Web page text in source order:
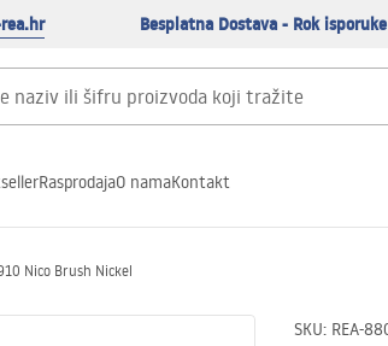
Besplatna Dostava - Rok
RasprodajaO namaKontakt
Nico Brush Nickel
SKU: REA-